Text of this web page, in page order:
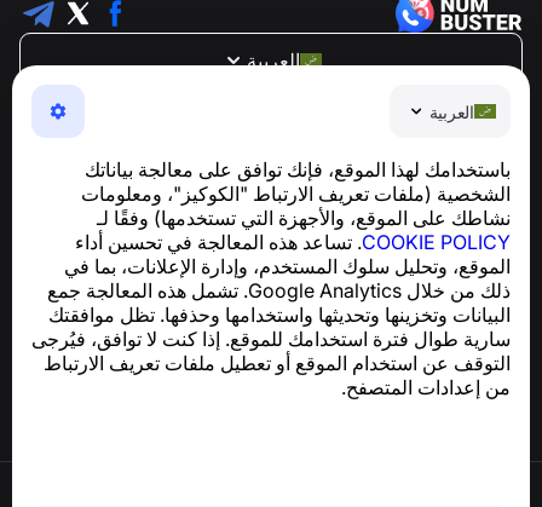
العربية
باستخدامك لهذا الموقع، فإنك توافق على معالجة بياناتك
الشخصية (ملفات تعريف الارتباط "الكوكيز"، ومعلومات
نشاطك على الموقع، والأجهزة التي تستخدمها) وفقًا لـ
COOKIE POLICY. تساعد هذه المعالجة في تحسين أداء
الموقع، وتحليل سلوك المستخدم، وإدارة الإعلانات، بما في
ذلك من خلال Google Analytics. تشمل هذه المعالجة جمع
البيانات وتخزينها وتحديثها واستخدامها وحذفها. تظل موافقتك
سارية طوال فترة استخدامك للموقع. إذا كنت لا توافق، فيُرجى
التوقف عن استخدام الموقع أو تعطيل ملفات تعريف الارتباط
من إعدادات المتصفح.
العربية
NumBuster © 2013—2026 ·
support@numbuster.com
تطبيق سهل الاستخدام يحميك من الاحتيال الهاتفي، الرسائل
للاستفسارات المتعلقة بالامتثال للائحة العامة لحماية البيانات
support@numbuster.com
مركز المساعدة
الأخبار والمقالات
حول المشروع
جهات الاتصال